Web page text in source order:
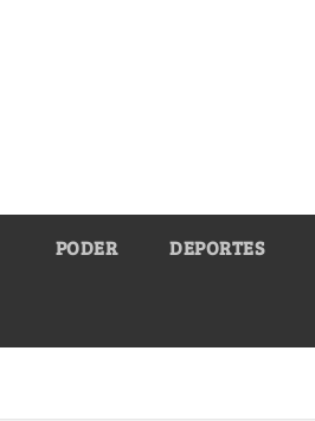
PODER DEPORTES